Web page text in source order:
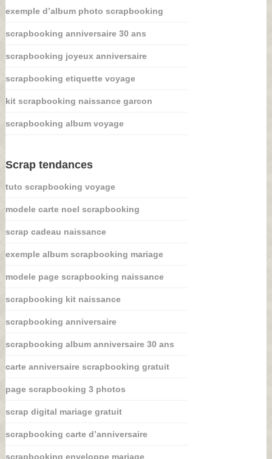
exemple d’album photo scrapbooking
scrapbooking anniversaire 30 ans
scrapbooking joyeux anniversaire
scrapbooking etiquette voyage
kit scrapbooking naissance garcon
scrapbooking album voyage
Scrap tendances
tuto scrapbooking voyage
modele carte noel scrapbooking
scrap cadeau naissance
exemple album scrapbooking mariage
modele page scrapbooking naissance
scrapbooking kit naissance
scrapbooking anniversaire
scrapbooking album anniversaire 30 ans
carte anniversaire scrapbooking gratuit
page scrapbooking 3 photos
scrap digital mariage gratuit
scrapbooking carte d’anniversaire
scrapbooking enveloppe mariage